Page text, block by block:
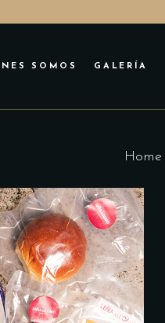
SOMOS GALERÍA
Home